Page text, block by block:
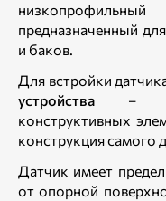
предназначенный
и баков.
Для встройки
устройства –
конструктивных
конструкция самого
Датчик имеет
от опорной